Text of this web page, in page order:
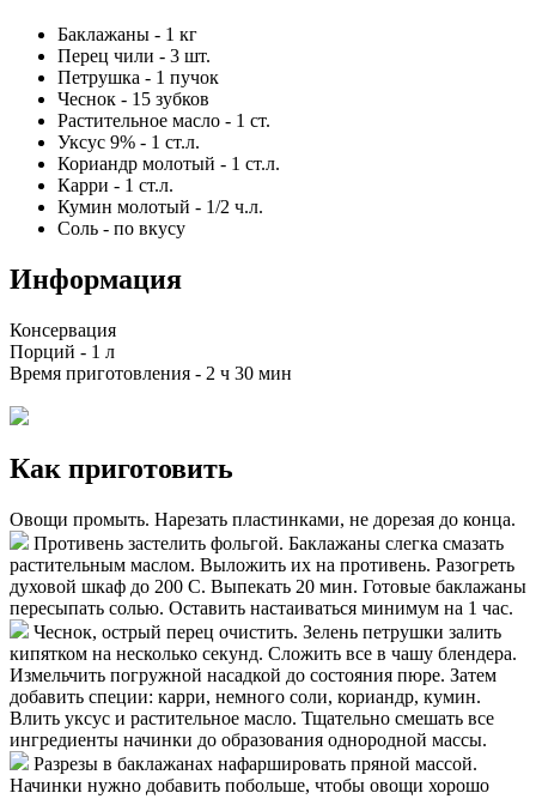
Баклажаны - 1 кг
Перец чили - 3 шт.
Петрушка - 1 пучок
Чеснок - 15 зубков
Растительное масло - 1 ст.
Уксус 9% - 1 ст.л.
Кориандр молотый - 1 ст.л.
Карри - 1 ст.л.
Кумин молотый - 1/2 ч.л.
Соль - по вкусу
Информация
Консервация
Порций - 1 л
Время приготовления - 2 ч 30 мин
Как приготовить
Овощи промыть. Нарезать пластинками, не дорезая до конца.
Противень застелить фольгой. Баклажаны слегка смазать
растительным маслом. Выложить их на противень. Разогреть
духовой шкаф до 200 С. Выпекать 20 мин. Готовые баклажаны
пересыпать солью. Оставить настаиваться минимум на 1 час.
Чеснок, острый перец очистить. Зелень петрушки залить
кипятком на несколько секунд. Сложить все в чашу блендера.
Измельчить погружной насадкой до состояния пюре. Затем
добавить специи: карри, немного соли, кориандр, кумин.
Влить уксус и растительное масло. Тщательно смешать все
ингредиенты начинки до образования однородной массы.
Разрезы в баклажанах нафаршировать пряной массой.
Начинки нужно добавить побольше, чтобы овощи хорошо